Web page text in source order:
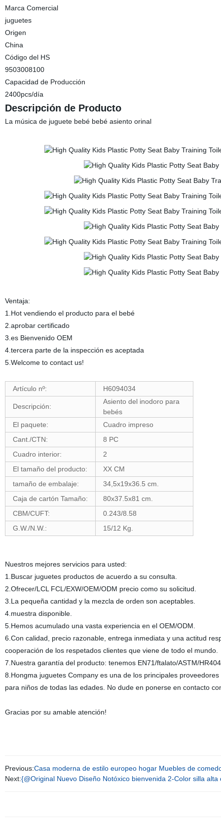
Marca Comercial
juguetes
Origen
China
Código del HS
9503008100
Capacidad de Producción
2400pcs/día
Descripción de Producto
La música de juguete bebé bebé asiento orinal
Ventaja:
1.Hot vendiendo el producto para el bebé
2.aprobar certificado
3.es Bienvenido OEM
4.tercera parte de la inspección es aceptada
5.Welcome to contact us!
Artículo nº: H6094034
Descripción:
Asiento del inodoro para
bebés
El paquete:
Cuadro impreso
Cant./CTN:
8 PC
Cuadro interior:
2
El tamaño del producto:
XX CM
tamaño de embalaje:
34,5x19x36.5 cm.
Caja de cartón Tamaño:
80x37.5x81 cm.
CBM/CUFT:
0.243/8.58
G.W./N.W.:
15/12 Kg.
Nuestros mejores servicios para usted:
1.Buscar juguetes productos de acuerdo a su consulta.
2.Ofrecer/LCL FCL/EXW/OEM/ODM precio como su solicitud.
3.La pequeña cantidad y la mezcla de orden son aceptables.
4.muestra disponible.
5.Hemos acumulado una vasta experiencia en el OEM/ODM.
6.Con calidad, precio razonable, entrega inmediata y una actitud
cooperación de los respetados clientes que viene de todo el mundo.
7.Nuestra garantía del producto: tenemos EN71/ftalato/ASTM/
8.Hongma juguetes Company es una de los principales
para niños de todas las edades. No dude en ponerse en contacto
Gracias por su amable atención!
Previous:Casa moderna de estilo europeo hogar Muebles de
Next:{@Original Nuevo Diseño Notóxico bienvenida 2-Color silla